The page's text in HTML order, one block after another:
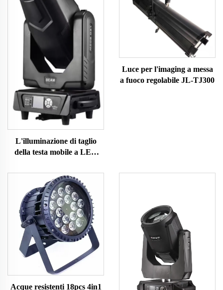
L'illuminazione di taglio
della testa mobile a LED
Luce per l'imaging a messa
a fuoco regolabile JL-TJ300
Acque resistenti 18pcs 4in1